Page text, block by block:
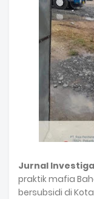
Jurnal
praktik mafia
bersubsidi di